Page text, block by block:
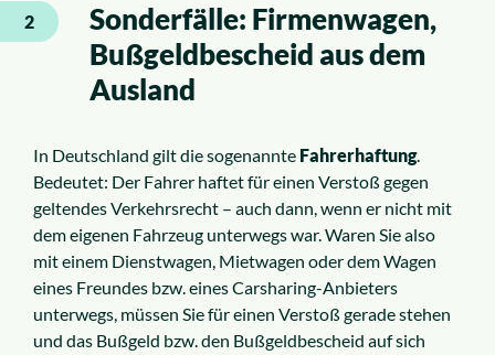
2
Sonderfälle: Firmenwagen,
Bußgeldbescheid aus dem
Ausland
In Deutschland gilt die sogenannte Fahrerhaftung.
Bedeutet: Der Fahrer haftet für einen Verstoß gegen
geltendes Verkehrsrecht – auch dann, wenn er nicht mit
dem eigenen Fahrzeug unterwegs war. Waren Sie also
mit einem Dienstwagen, Mietwagen oder dem Wagen
eines Freundes bzw. eines Carsharing-Anbieters
unterwegs, müssen Sie für einen Verstoß gerade stehen
und das Bußgeld bzw. den Bußgeldbescheid auf sich